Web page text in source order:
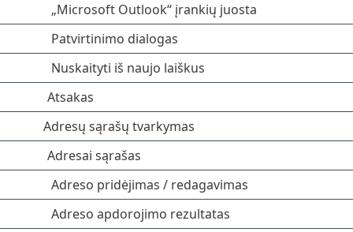
„Microsoft Outlook“ įrankių juosta
Patvirtinimo dialogas
Nuskaityti iš naujo laiškus
Atsakas
Adresų sąrašų tvarkymas
Adresai sąrašas
Adreso pridėjimas / redagavimas
Adreso apdorojimo rezultatas